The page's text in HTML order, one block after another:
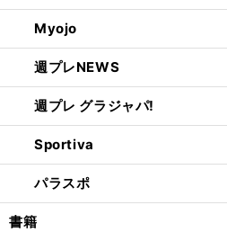
Myojo
週プレNEWS
週プレ グラジャパ!
Sportiva
パラスポ
書籍